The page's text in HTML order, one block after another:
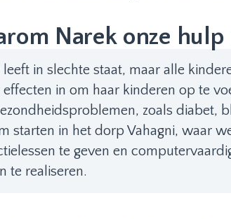
Narek onze
leeft in slechte staat, maar alle
effecten in om haar kinderen op te
zoals diabet,
starten in het dorp Vahagni, waar
te geven en
te realiseren.